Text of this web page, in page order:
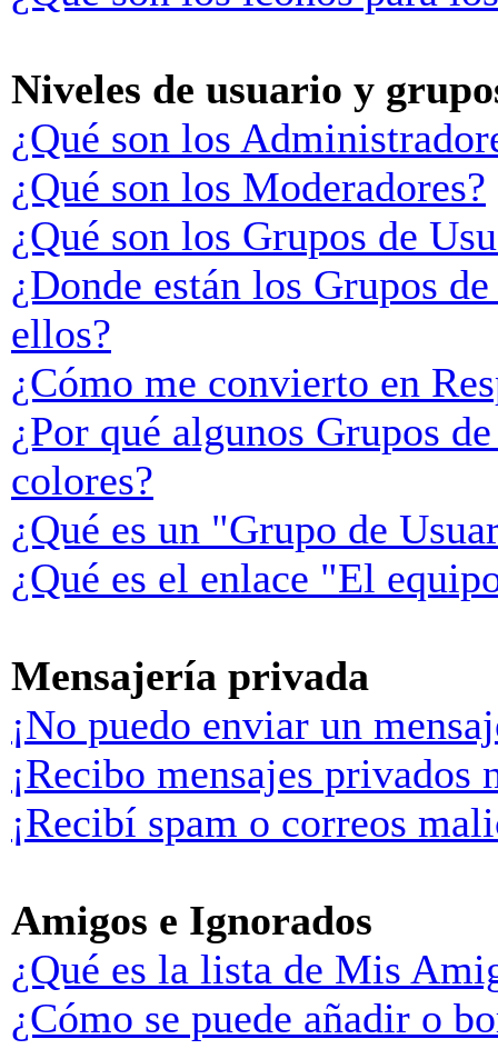
Niveles de usuario y
¿Qué son los
¿Qué son los Moderadores?
¿Qué son los Grupos de
¿Donde están los Grupos
ellos?
¿Cómo me convierto en
¿Por qué algunos Grupos
colores?
¿Qué es un "Grupo de
¿Qué es el enlace "El
Mensajería privada
¡No puedo enviar un
¡Recibo mensajes privados
¡Recibí spam o correos
Amigos e Ignorados
¿Qué es la lista de Mis
¿Cómo se puede añadir o